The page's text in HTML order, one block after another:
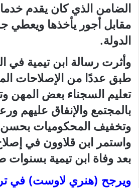
الضامن الذي كان يقدم
مقابل أجور يأخذها ويعطي
الدولة.
وأثرت رسالة ابن تيمية في
طبق عددًا من الإصلاحات
تعليم السجناء بعض المهن
بالمجتمع والإنفاق عليهم
وتخفيف المحكوميات
واستمر ابن قلاوون في
بعد وفاة ابن تيمية بسنوات
ويرجح (هنري لاوست) في